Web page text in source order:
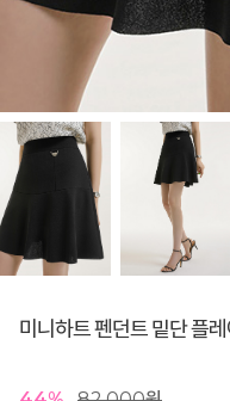
미니하트 펜던트 밑단 플